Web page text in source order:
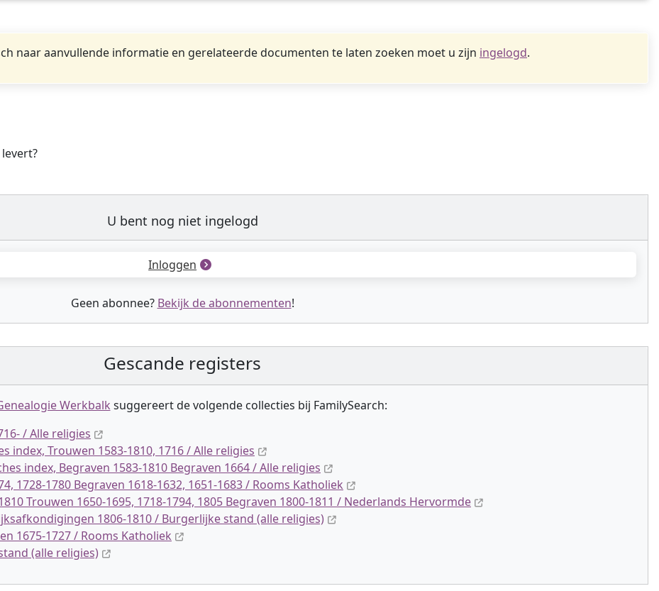
naar aanvullende informatie en gerelateerde documenten te laten zoeken moet u zijn ingelogd.
U bent nog niet ingelogd
Inloggen
Geen abonnee? Bekijk de abonnementen!
Gescande registers
Werkbalk suggereert de volgende collecties bij FamilySearch:
/ Alle religies
index, Trouwen 1583-1810, 1716 / Alle religies
index, Begraven 1583-1810 Begraven 1664 / Alle religies
1728-1780 Begraven 1618-1632, 1651-1683 / Rooms Katholiek
Trouwen 1650-1695, 1718-1794, 1805 Begraven 1800-1811 / Nederlands Hervormde
1806-1810 / Burgerlijke stand (alle religies)
1675-1727 / Rooms Katholiek
(alle religies)